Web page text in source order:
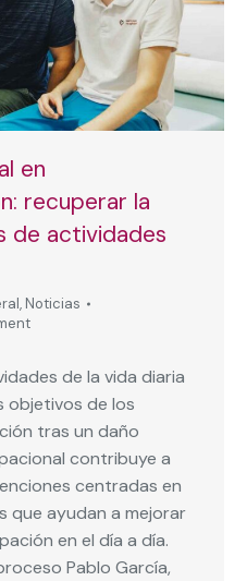
en
recuperar la
de actividades
, Noticias
de la vida diaria
objetivos de los
tras un daño
contribuye a
centradas en
que ayudan a mejorar
en el día a día.
Pablo García,